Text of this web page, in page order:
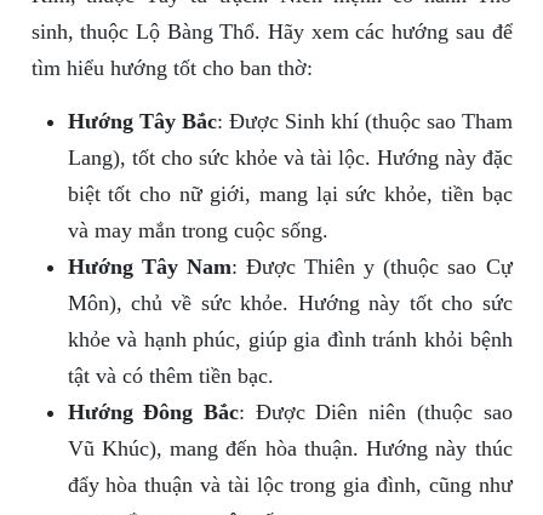
sinh, thuộc Lộ Bàng Thổ. Hãy xem các hướng sau để
tìm hiểu hướng tốt cho ban thờ:
Hướng Tây Bắc: Được Sinh khí (thuộc sao Tham
Lang), tốt cho sức khỏe và tài lộc. Hướng này đặc
biệt tốt cho nữ giới, mang lại sức khỏe, tiền bạc
và may mắn trong cuộc sống.
Hướng Tây Nam: Được Thiên y (thuộc sao Cự
Môn), chủ về sức khỏe. Hướng này tốt cho sức
khỏe và hạnh phúc, giúp gia đình tránh khỏi bệnh
tật và có thêm tiền bạc.
Hướng Đông Bắc: Được Diên niên (thuộc sao
Vũ Khúc), mang đến hòa thuận. Hướng này thúc
đẩy hòa thuận và tài lộc trong gia đình, cũng như